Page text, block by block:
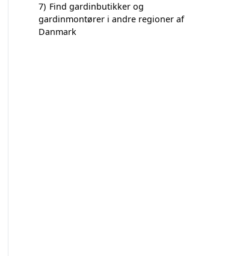
7) Find gardinbutikker og
gardinmontører i andre regioner af
Danmark